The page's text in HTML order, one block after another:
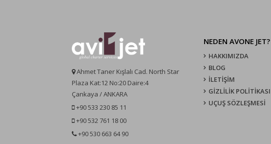
Ahmet Taner Kışlalı Cad. North Star
Plaza Kat:12 No:20 Daire:4
Çankaya / ANKARA
+90 533 230 85 11
+90 532 761 18 00
+90 530 663 64 90
NEDEN AVONE JET?
HAKKIMIZDA
BLOG
İLETİŞİM
GİZLİLİK POLİTİKASI
UÇUŞ SÖZLEŞMESI